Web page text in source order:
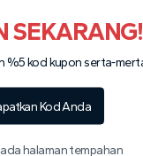
SEKARANG!
%5 kod kupon serta-
Kod Anda
halaman tempahan